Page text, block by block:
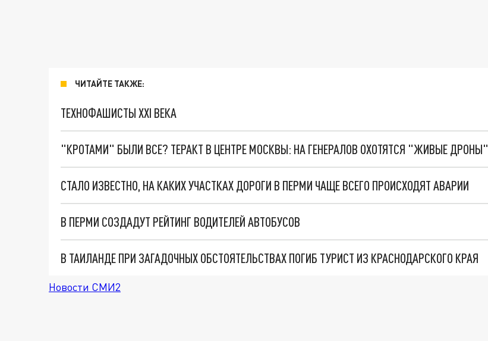
ЧИТАЙТЕ ТАКЖЕ:
ТЕХНОФАШИСТЫ XXI ВЕКА
"КРОТАМИ" БЫЛИ ВСЕ? ТЕРАКТ В ЦЕНТРЕ МОСКВЫ: НА ГЕНЕРАЛОВ ОХОТЯТСЯ "ЖИВЫЕ ДРОНЫ"
СТАЛО ИЗВЕСТНО, НА КАКИХ УЧАСТКАХ ДОРОГИ В ПЕРМИ ЧАЩЕ ВСЕГО ПРОИСХОДЯТ АВАРИИ
В ПЕРМИ СОЗДАДУТ РЕЙТИНГ ВОДИТЕЛЕЙ АВТОБУСОВ
В ТАИЛАНДЕ ПРИ ЗАГАДОЧНЫХ ОБСТОЯТЕЛЬСТВАХ ПОГИБ ТУРИСТ ИЗ КРАСНОДАРСКОГО КРАЯ
Новости СМИ2